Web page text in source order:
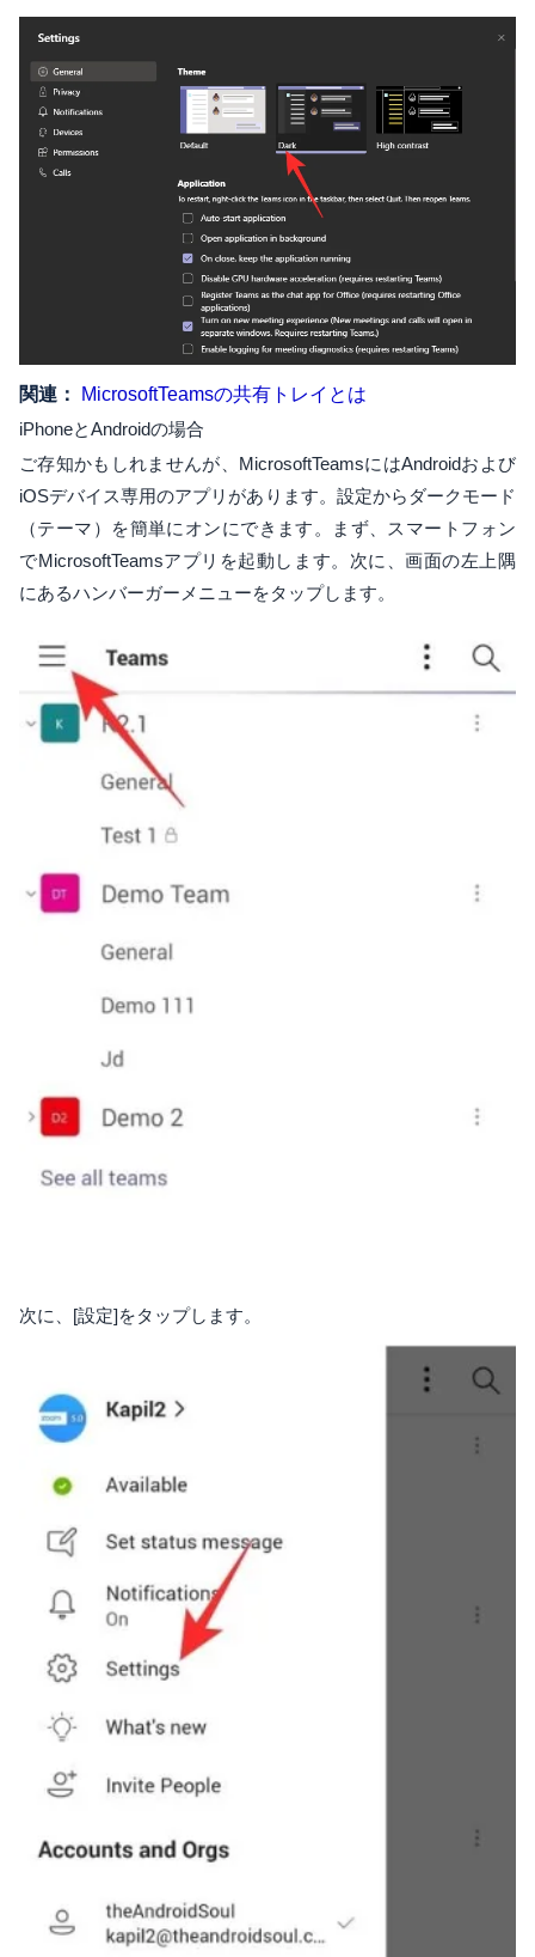
関連：
MicrosoftTeamsの共有トレイとは
iPhoneとAndroidの場合
ご存知かもしれませんが、MicrosoftTeamsにはAndroidおよび
iOSデバイス専用のアプリがあります。設定からダークモード
（テーマ）を簡単にオンにできます。まず、スマートフォン
でMicrosoftTeamsアプリを起動します。次に、画面の左上隅
にあるハンバーガーメニューをタップします。
次に、[設定]をタップします。